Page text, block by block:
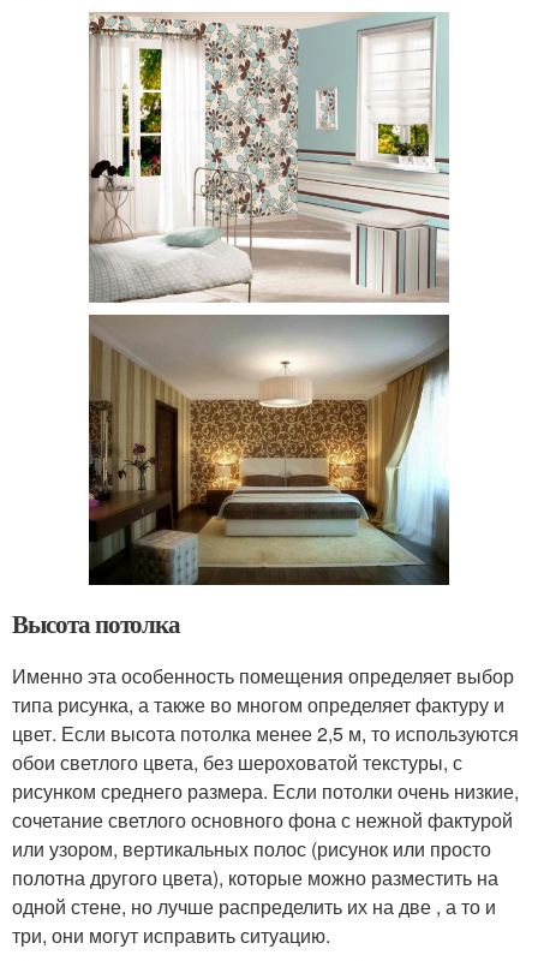
Высота потолка
Именно эта особенность помещения определяет выбор
типа рисунка, а также во многом определяет фактуру и
цвет. Если высота потолка менее 2,5 м, то используются
обои светлого цвета, без шероховатой текстуры, с
рисунком среднего размера. Если потолки очень низкие,
сочетание светлого основного фона с нежной фактурой
или узором, вертикальных полос (рисунок или просто
полотна другого цвета), которые можно разместить на
одной стене, но лучше распределить их на две , а то и
три, они могут исправить ситуацию.